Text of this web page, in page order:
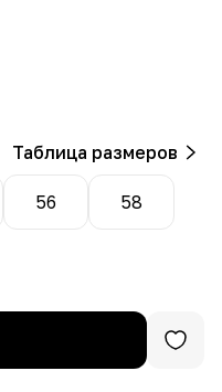
Таблица размеров
56 58